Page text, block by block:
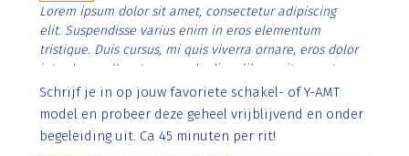
Lorem ipsum dolor sit amet, consectetur adipiscing
elit. Suspendisse varius enim in eros elementum
tristique. Duis cursus, mi quis viverra ornare, eros dolor
interdum nulla, ut commodo diam libero vitae erat.
Aenean faucibus nibh et justo cursus id rutrum lorem
imperdiet. Nunc ut sem vitae risus tristique posuere.
Schrijf je in op jouw favoriete schakel- of Y-AMT
model en probeer deze geheel vrijblijvend en onder
begeleiding uit. Ca 45 minuten per rit!